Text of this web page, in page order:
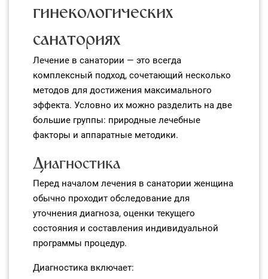
гинекологических
санаториях
Лечение в санатории — это всегда
комплексный подход, сочетающий несколько
методов для достижения максимального
эффекта. Условно их можно разделить на две
большие группы: природные лечебные
факторы и аппаратные методики.
Диагностика
Перед началом лечения в санатории женщина
обычно проходит обследование для
уточнения диагноза, оценки текущего
состояния и составления индивидуальной
программы процедур.
Диагностика включает: